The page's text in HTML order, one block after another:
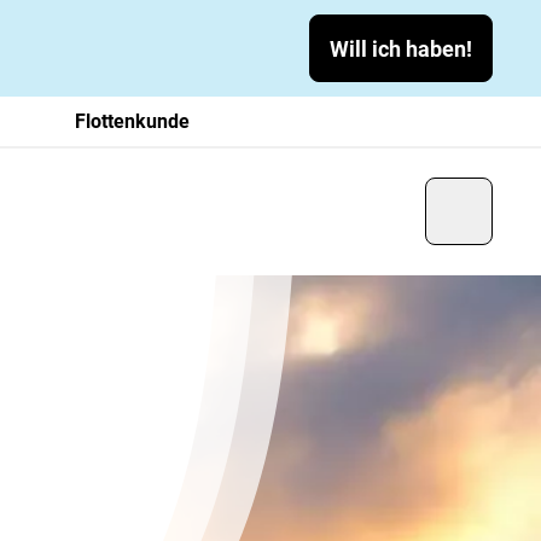
Will ich haben!
Flottenkunde